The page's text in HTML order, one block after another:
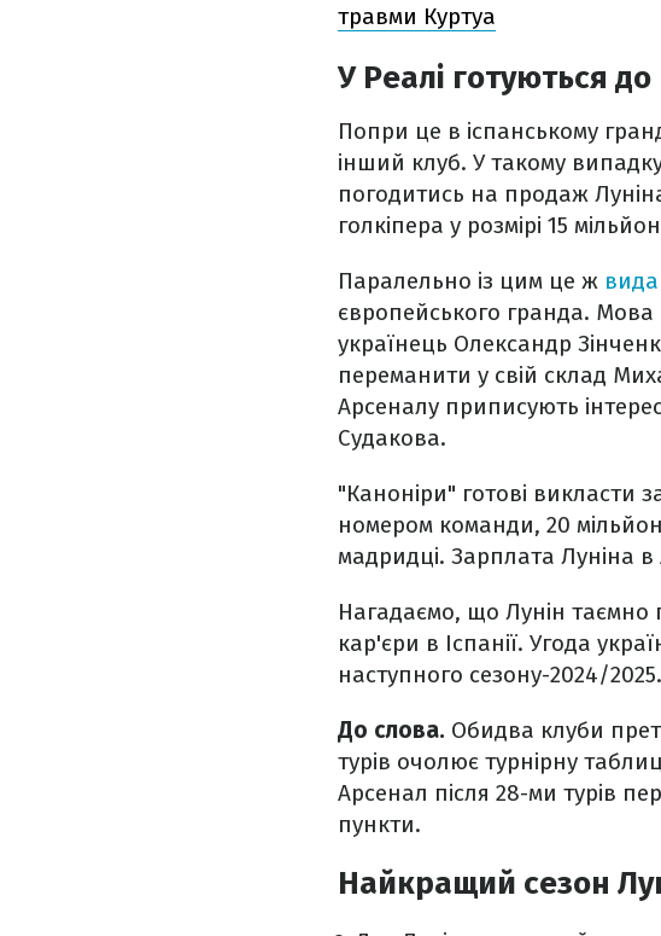
травми Куртуа
У Реалі готуються
Попри це в іспанському
інший клуб. У такому
погодитись на продаж
голкіпера у розмірі 15
Паралельно із цим це ж
європейського гранда.
українець Олександр
переманити у свій склад
Арсеналу приписують
Судакова.
"Каноніри" готові викласти
номером команди, 20
мадридці. Зарплата Луніна в
Нагадаємо, що Лунін
кар'єри в Іспанії. Угода
наступного сезону-2024/2025.
До слова. Обидва клуби
турів очолює турнірну
Арсенал після 28-ми турів
пункти.
Найкращий сезон